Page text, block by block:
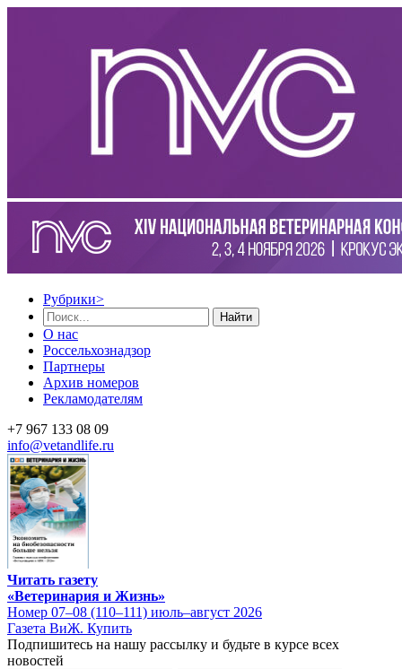
Рубрики>
Найти
О нас
Россельхознадзор
Партнеры
Архив номеров
Рекламодателям
+7 967 133 08 09
info@vetandlife.ru
Читать газету
«Ветеринария и Жизнь»
Номер 07–08 (110–111) июль–август 2026
Газета ВиЖ. Купить
Подпишитесь на нашу рассылку и будьте в курсе всех
новостей